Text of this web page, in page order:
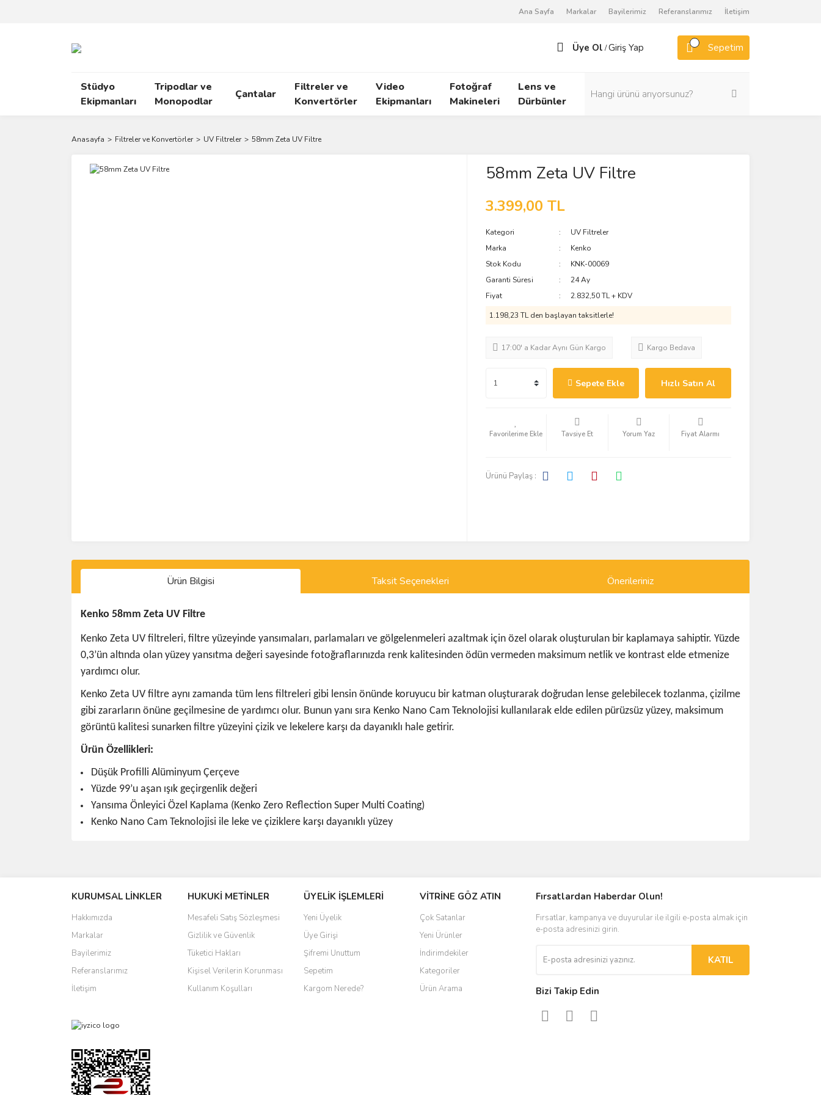
Ana Sayfa Markalar Bayilerimiz Referanslarımız İletişim
Üye Ol /Giriş Yap Sepetim
Stüdyo
Ekipmanları
Tripodlar ve
Monopodlar
Çantalar
Filtreler ve
Konvertörler
Video
Ekipmanları
Fotoğraf
Makineleri
Lens ve
Dürbünler
Anasayfa Filtreler ve Konvertörler UV Filtreler 58mm Zeta UV Filtre
58mm Zeta UV Filtre
3.399,00 TL
Kategori
UV Filtreler
Marka
Kenko
Stok Kodu
KNK-00069
Garanti Süresi
24 Ay
Fiyat
2.832,50 TL + KDV
1.198,23 TL den başlayan taksitlerle!
17:00' a Kadar Aynı Gün Kargo Kargo Bedava
Sepete Ekle Hızlı Satın Al
Tavsiye Et Yorum Yaz Fiyat Alarmı
Ürünü Paylaş :
Ürün Bilgisi Taksit Seçenekleri Önerileriniz
Kenko 58mm Zeta UV Filtre
Kenko Zeta UV filtreleri, filtre yüzeyinde yansımaları, parlamaları ve gölgelenmeleri azaltmak için özel olarak oluşturulan bir kaplamaya sahiptir. Yüzde
0,3’ün altında olan yüzey yansıtma değeri sayesinde fotoğraflarınızda renk kalitesinden ödün vermeden maksimum netlik ve kontrast elde etmenize
yardımcı olur.
Kenko Zeta UV filtre aynı zamanda tüm lens filtreleri gibi lensin önünde koruyucu bir katman oluşturarak doğrudan lense gelebilecek tozlanma, çizilme
gibi zararların önüne geçilmesine de yardımcı olur. Bunun yanı sıra Kenko Nano Cam Teknolojisi kullanılarak elde edilen pürüzsüz yüzey, maksimum
görüntü kalitesi sunarken filtre yüzeyini çizik ve lekelere karşı da dayanıklı hale getirir.
Ürün Özellikleri:
Düşük Profilli Alüminyum Çerçeve
Yüzde 99’u aşan ışık geçirgenlik değeri
Yansıma Önleyici Özel Kaplama (Kenko Zero Reflection Super Multi Coating)
Kenko Nano Cam Teknolojisi ile leke ve çiziklere karşı dayanıklı yüzey
Ürün resmi kalitesiz, bozuk veya görüntülenemiyor.
Ürün açıklamasında eksik bilgiler bulunuyor.
Ürün bilgilerinde hatalar bulunuyor.
Ürün fiyatı diğer sitelerden daha pahalı.
Bu ürüne benzer farklı alternatifler olmalı.
KURUMSAL LİNKLER
Hakkımızda
Markalar
Bayilerimiz
Referanslarımız
İletişim
HUKUKİ METİNLER
Mesafeli Satış Sözleşmesi
Gizlilik ve Güvenlik
Tüketici Hakları
Kişisel Verilerin Korunması
Kullanım Koşulları
ÜYELİK İŞLEMLERİ
Yeni Üyelik
Üye Girişi
Şifremi Unuttum
Sepetim
Kargom Nerede?
VİTRİNE GÖZ ATIN
Çok Satanlar
Yeni Ürünler
İndirimdekiler
Kategoriler
Ürün Arama
Fırsatlardan Haberdar Olun!
Fırsatlar, kampanya ve duyurular ile ilgili e-posta almak için
e-posta adresinizi girin.
KATIL
Bizi Takip Edin